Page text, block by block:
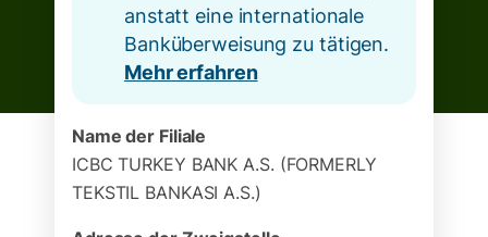
anstatt eine internationale
Banküberweisung zu tätigen.
Mehr erfahren
Name der Filiale
ICBC TURKEY BANK A.S. (FORMERLY
TEKSTIL BANKASI A.S.)